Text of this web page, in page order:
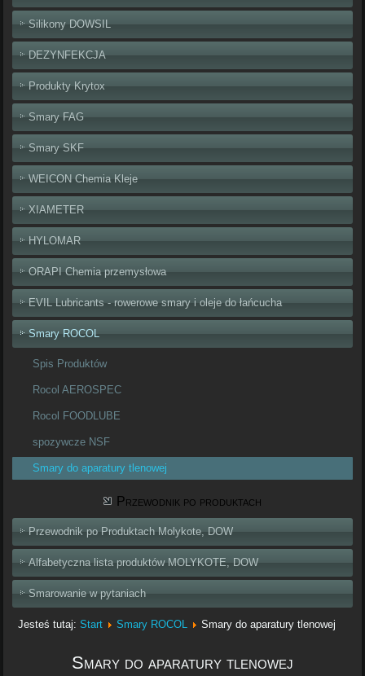
Silikony DOWSIL
DEZYNFEKCJA
Produkty Krytox
Smary FAG
Smary SKF
WEICON Chemia Kleje
XIAMETER
HYLOMAR
ORAPI Chemia przemysłowa
EVIL Lubricants - rowerowe smary i oleje do łańcucha
Smary ROCOL
Spis Produktów
Rocol AEROSPEC
Rocol FOODLUBE
spozywcze NSF
Smary do aparatury tlenowej
Przewodnik po produktach
Przewodnik po Produktach Molykote, DOW
Alfabetyczna lista produktów MOLYKOTE, DOW
Smarowanie w pytaniach
Jesteś tutaj:Start Smary ROCOL Smary do aparatury tlenowej
Smary do aparatury tlenowej